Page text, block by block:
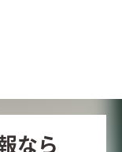
なら